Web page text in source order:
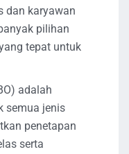
dan karyawan
pilihan
tepat untuk
adalah
semua jenis
penetapan
serta